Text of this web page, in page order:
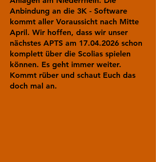
Anbindung an die 3K - Software
kommt aller Voraussicht nach Mitte
April. Wir hoffen, dass wir unser
nächstes APTS am 17.04.2026 schon
komplett über die Scolias spielen
können. Es geht immer weiter.
Kommt rüber und schaut Euch das
doch mal an.